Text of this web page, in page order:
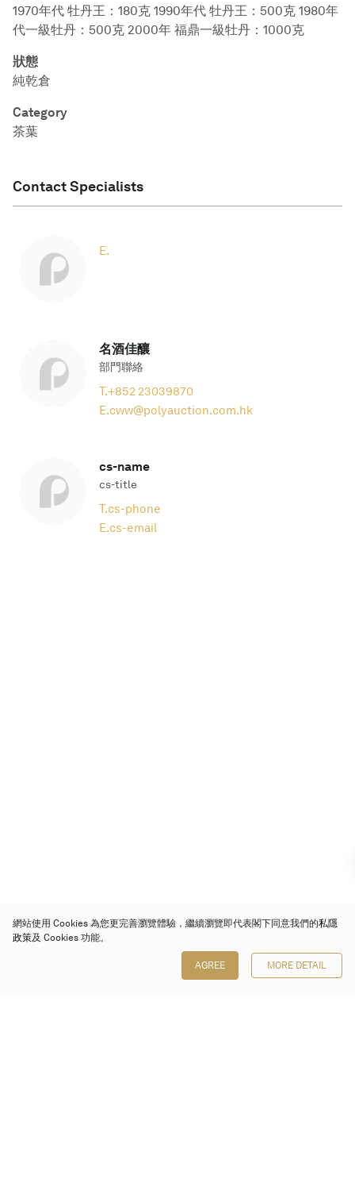
1970年代 牡丹王：180克 1990年代 牡丹王：500克 1980年
代一級牡丹：500克 2000年 福鼎一級牡丹：1000克
狀態
純乾倉
Category
茶葉
Contact Specialists
E.
名酒佳釀
部門聯絡
T.+852 23039870
E.cww@polyauction.com.hk
cs-name
cs-title
T.cs-phone
E.cs-email
網站使用 Cookies 為您更完善瀏覽體驗，繼續瀏覽即代表閣下同意我們的私隱
政策及 Cookies 功能。
AGREE MORE DETAIL